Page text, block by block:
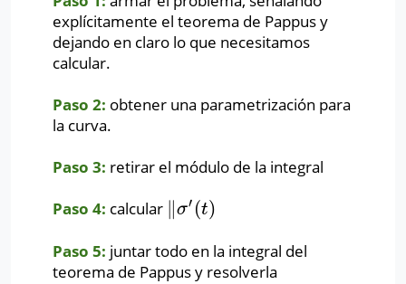
explícitamente el teorema de Pappus y
dejando en claro lo que necesitamos
calcular.
Paso 2: obtener una parametrización para
la curva.
Paso 3: retirar el módulo de la integral
Paso 4: calcular ∥σ′ (t)
σ′(t)
Paso 5: juntar todo en la integral del
teorema de Pappus y resolverla